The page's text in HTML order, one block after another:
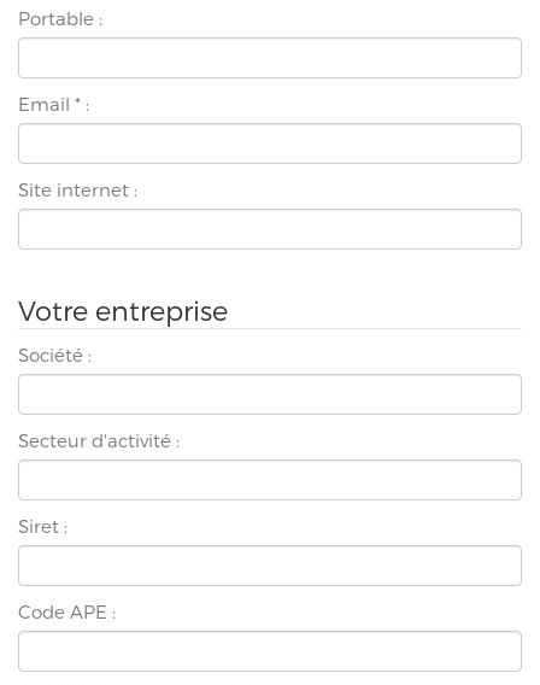
Portable :
Email * :
Site internet :
Votre entreprise
Société :
Secteur d'activité :
Siret :
Code APE :